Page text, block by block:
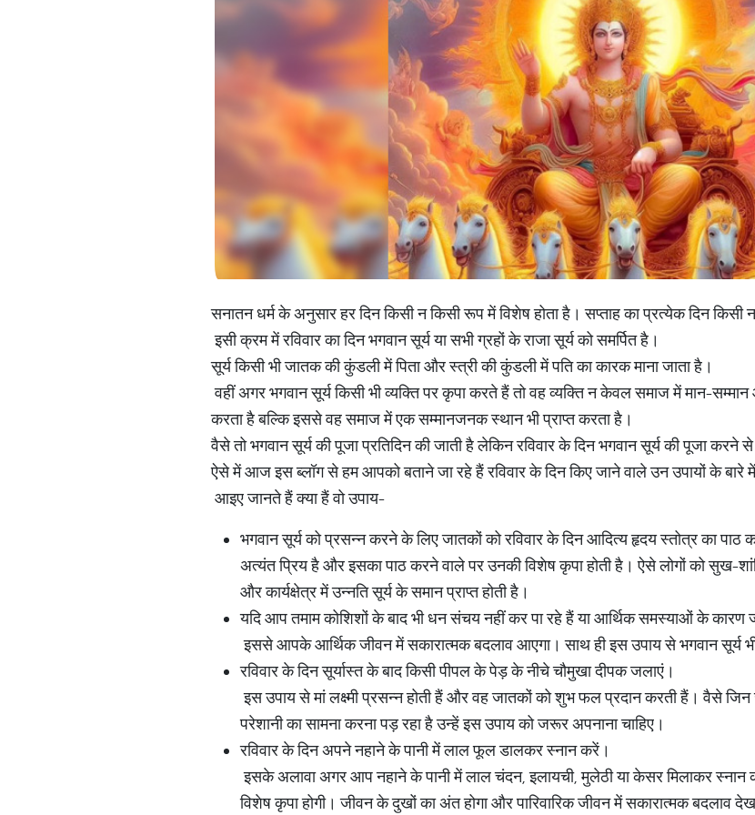
सनातन धर्म के अनुसार हर दिन किसी न किसी रूप में विशेष होता है। सप्ताह का प्रत्येक दिन किसी न
इसी क्रम में रविवार का दिन भगवान सूर्य या सभी ग्रहों के राजा सूर्य को समर्पित है।
सूर्य किसी भी जातक की कुंडली में पिता और स्त्री की कुंडली में पति का कारक माना जाता है।
वहीं अगर भगवान सूर्य किसी भी व्यक्ति पर कृपा करते हैं तो वह व्यक्ति न केवल समाज में मान-
करता है बल्कि इससे वह समाज में एक सम्मानजनक स्थान भी प्राप्त करता है।
वैसे तो भगवान सूर्य की पूजा प्रतिदिन की जाती है लेकिन रविवार के दिन भगवान सूर्य की पूजा करने
ऐसे में आज इस ब्लॉग से हम आपको बताने जा रहे हैं रविवार के दिन किए जाने वाले उन उपायों के
आइए जानते हैं क्या हैं वो उपाय-
भगवान सूर्य को प्रसन्न करने के लिए जातकों को रविवार के दिन आदित्य हृदय स्तोत्र का पाठ
अत्यंत प्रिय है और इसका पाठ करने वाले पर उनकी विशेष कृपा होती है। ऐसे लोगों को सुख-
और कार्यक्षेत्र में उन्नति सूर्य के समान प्राप्त होती है।
यदि आप तमाम कोशिशों के बाद भी धन संचय नहीं कर पा रहे हैं या आर्थिक समस्याओं के कारण
इससे आपके आर्थिक जीवन में सकारात्मक बदलाव आएगा। साथ ही इस उपाय से भगवान सूर्य
रविवार के दिन सूर्यास्त के बाद किसी पीपल के पेड़ के नीचे चौमुखा दीपक जलाएं।
इस उपाय से मां लक्ष्मी प्रसन्न होती हैं और वह जातकों को शुभ फल प्रदान करती हैं। वैसे
परेशानी का सामना करना पड़ रहा है उन्हें इस उपाय को जरूर अपनाना चाहिए।
रविवार के दिन अपने नहाने के पानी में लाल फूल डालकर स्नान करें।
इसके अलावा अगर आप नहाने के पानी में लाल चंदन, इलायची, मुलेठी या केसर मिलाकर स्नान
विशेष कृपा होगी। जीवन के दुखों का अंत होगा और पारिवारिक जीवन में सकारात्मक बदलाव